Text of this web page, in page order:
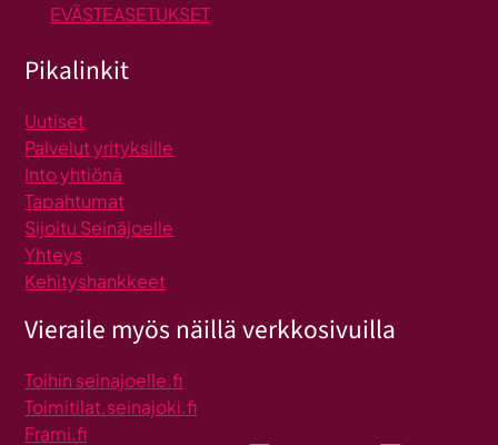
EVÄSTEASETUKSET
Pikalinkit
Uutiset
Palvelut yrityksille
Into yhtiönä
Tapahtumat
Sijoitu Seinäjoelle
Yhteys
Kehityshankkeet
Vieraile myös näillä verkkosivuilla
Toihin seinajoelle.fi
Toimitilat.seinajoki.fi
Frami.fi